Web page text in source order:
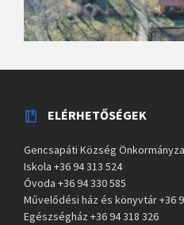
ELÉRHETŐSÉGEK
Gencsapáti Község
Iskola +36 94 313 524
Óvoda +36 94 330 585
Művelődési ház és könyvtár +36
Egészségház +36 94 318 326